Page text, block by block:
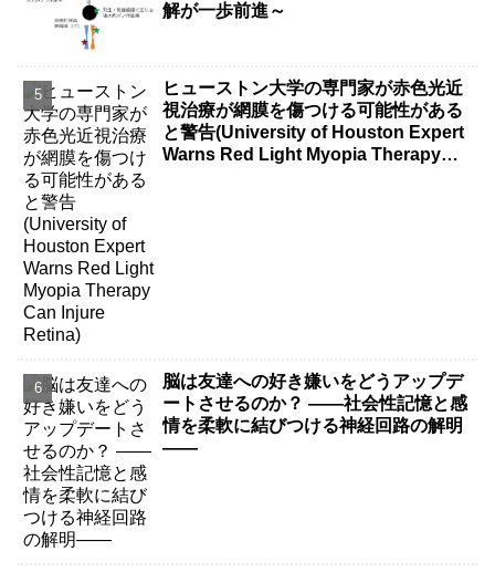
解が一歩前進～
ヒューストン大学の専門家が赤色光近
視治療が網膜を傷つける可能性がある
と警告(University of Houston Expert
Warns Red Light Myopia Therapy
脳は友達への好き嫌いをどうアップデ
ートさせるのか？ ――社会性記憶と感
情を柔軟に結びつける神経回路の解明
――